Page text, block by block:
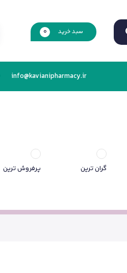
سبد خرید 0
info@kavianipharmacy.ir
گران ترین پرفروش ترین